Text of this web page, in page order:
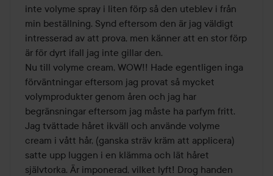
inte volyme spray i liten förp så den uteblev i från
min beställning. Synd eftersom den är jag väldigt
intresserad av att prova, men känner att en stor förp
är för dyrt ifall jag inte gillar den.
Nu till volyme cream, WOW!! Hade egentligen inga
förväntningar eftersom jag provat så mycket
volymprodukter genom åren och jag har
begränsningar eftersom jag måste ha parfym fritt.
Jag tvättade håret ikväll och använde volyme
cream i vått hår, (ganska sträv kräm att applicera)
satte upp luggen i en klämma och lät håret
självtorka. Är imponerad, vilket lyft! Drog handen